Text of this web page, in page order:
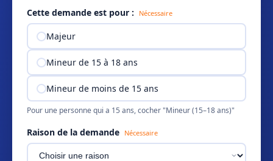
Cette demande est pour : Nécessaire
Majeur
Mineur de 15 à 18 ans
Mineur de moins de 15 ans
Pour une personne qui a 15 ans, cocher "Mineur (15–18 ans)"
Raison de la demande Nécessaire